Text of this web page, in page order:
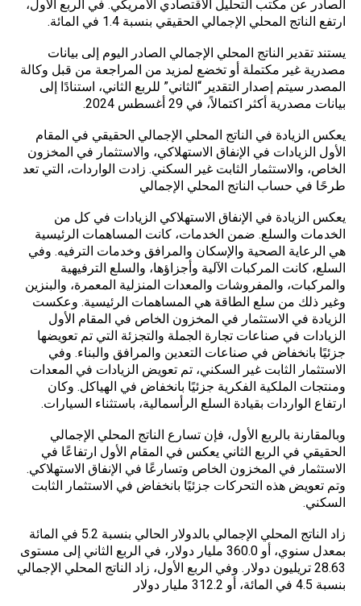
الصادر عن مكتب التحليل الاقتصادي الأمريكي. في الربع الأول،
ارتفع الناتج المحلي الإجمالي الحقيقي بنسبة 1.4 في المائة.
يستند تقدير الناتج المحلي الإجمالي الصادر اليوم إلى بيانات
مصدرية غير مكتملة أو تخضع لمزيد من المراجعة من قبل وكالة
المصدر سيتم إصدار التقدير “الثاني” للربع الثاني، استنادًا إلى
بيانات مصدرية أكثر اكتمالاً، في 29 أغسطس 2024.
يعكس الزيادة في الناتج المحلي الإجمالي الحقيقي في المقام
الأول الزيادات في الإنفاق الاستهلاكي، والاستثمار في المخزون
الخاص، والاستثمار الثابت غير السكني. زادت الواردات، التي تعد
طرحًا في حساب الناتج المحلي الإجمالي
يعكس الزيادة في الإنفاق الاستهلاكي الزيادات في كل من
الخدمات والسلع. ضمن الخدمات، كانت المساهمات الرئيسية
هي الرعاية الصحية والإسكان والمرافق وخدمات الترفيه. وفي
السلع، كانت المركبات الآلية وأجزاؤها، والسلع الترفيهية
والمركبات، والمفروشات والمعدات المنزلية المعمرة، والبنزين
وغير ذلك من سلع الطاقة هي المساهمات الرئيسية. وعكست
الزيادة في الاستثمار في المخزون الخاص في المقام الأول
الزيادات في صناعات تجارة الجملة والتجزئة التي تم تعويضها
جزئيًا بانخفاض في صناعات التعدين والمرافق والبناء. وفي
الاستثمار الثابت غير السكني، تم تعويض الزيادات في المعدات
ومنتجات الملكية الفكرية جزئيًا بانخفاض في الهياكل. وكان
ارتفاع الواردات بقيادة السلع الرأسمالية، باستثناء السيارات.
وبالمقارنة بالربع الأول، فإن تسارع الناتج المحلي الإجمالي
الحقيقي في الربع الثاني يعكس في المقام الأول ارتفاعًا في
الاستثمار في المخزون الخاص وتسارعًا في الإنفاق الاستهلاكي.
وتم تعويض هذه التحركات جزئيًا بانخفاض في الاستثمار الثابت
السكني.
زاد الناتج المحلي الإجمالي بالدولار الحالي بنسبة 5.2 في المائة
بمعدل سنوي، أو 360.0 مليار دولار، في الربع الثاني إلى مستوى
28.63 تريليون دولار. وفي الربع الأول، زاد الناتج المحلي الإجمالي
بنسبة 4.5 في المائة، أو 312.2 مليار دولار